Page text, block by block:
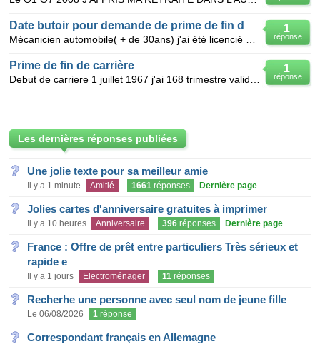
1
réponse
1
réponse
Prime de fin de carrière
Les dernières réponses publiées
Une jolie texte pour sa meilleur amie
Il y a 1 minute Amitié 1661 réponses Dernière page
Jolies cartes d'anniversaire gratuites à imprimer
Il y a 10 heures Anniversaire 396 réponses Dernière page
France : Offre de prêt entre particuliers Très sérieux et
rapide e
Il y a 1 jours Electroménager 11 réponses
Recherhe une personne avec seul nom de jeune fille
Le 06/08/2026 1 réponse
Correspondant français en Allemagne